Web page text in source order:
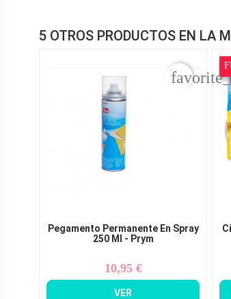
5 OTROS PRODUCTOS EN LA
Pegamento Permanente En Spray
250 Ml - Prym
Precio
10,95 €
VER